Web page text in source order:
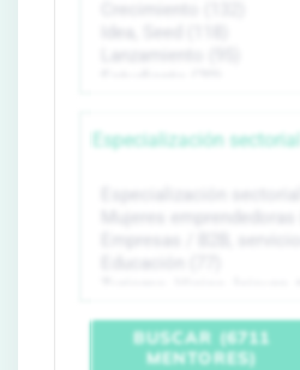
Especialización sectorial
BUSCAR (6711
MENTORES)